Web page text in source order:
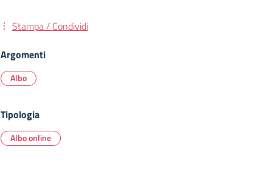
Stampa / Condividi
Argomenti
Albo
Tipologia
Albo online